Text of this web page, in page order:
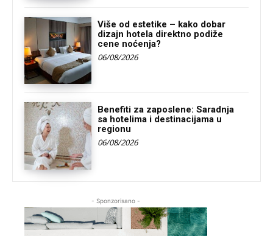
Više od estetike – kako dobar
dizajn hotela direktno podiže
cene noćenja?
06/08/2026
Benefiti za zaposlene: Saradnja
sa hotelima i destinacijama u
regionu
06/08/2026
- Sponzorisano -